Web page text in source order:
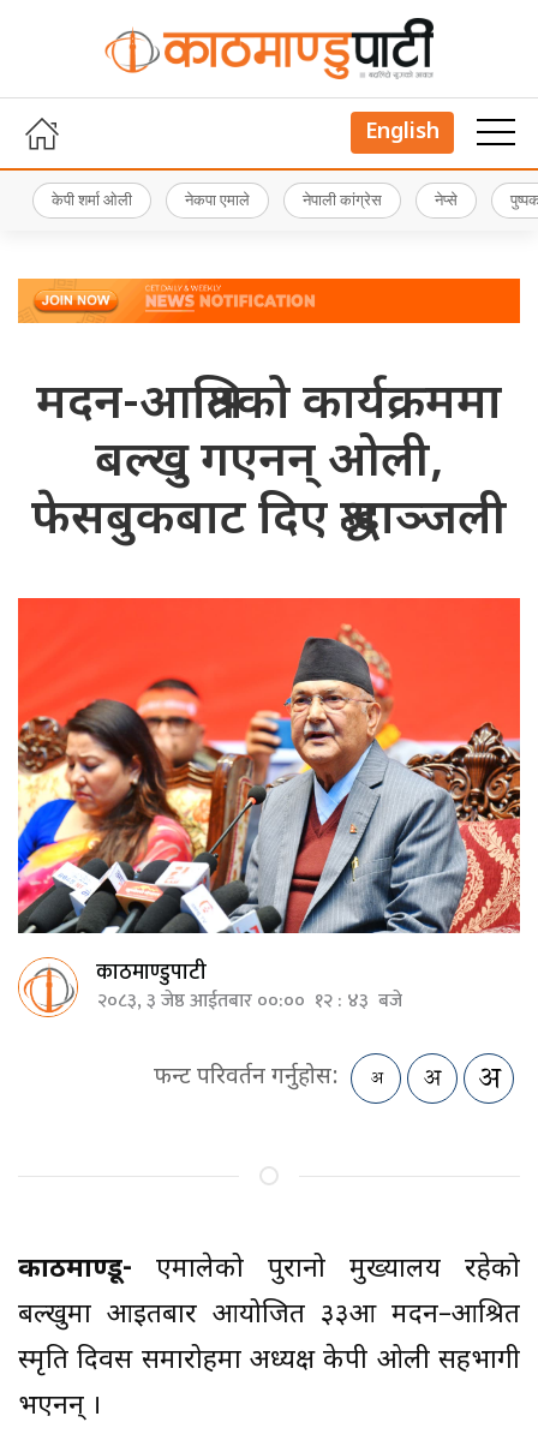
English
केपी शर्मा ओली नेकपा एमाले नेपाली कांग्रेस नेप्से
मदन-आश्रितको कार्यक्रममा
बल्खु गएनन् ओली,
फेसबुकबाट दिए श्रद्धाञ्जली
काठमाण्डुपाटी
२०८३, ३ जेष्ठ आईतबार ००:०० १२ : ४३ बजे
फन्ट परिवर्तन गर्नुहोस:
काठमाण्डू- एमालेको पुरानो मुख्यालय रहेको
बल्खुमा आइतबार आयोजित ३३औं मदन–आश्रित
स्मृति दिवस समारोहमा अध्यक्ष केपी ओली सहभागी
भएनन् ।